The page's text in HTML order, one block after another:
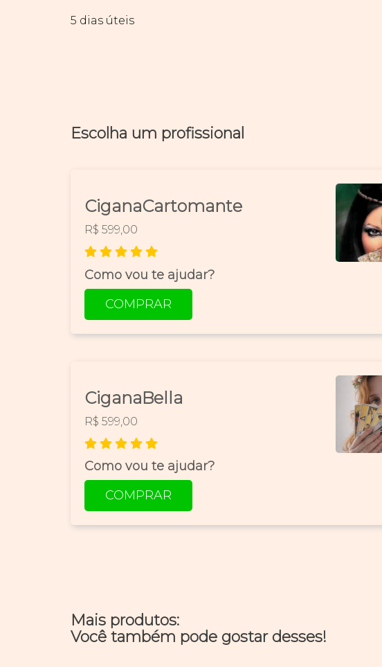
5 dias úteis
Escolha um profissional
CiganaCartomante
R$ 599,00
Como vou te ajudar?
COMPRAR
CiganaBella
R$ 599,00
Como vou te ajudar?
COMPRAR
Mais produtos:
Você também pode gostar desses!